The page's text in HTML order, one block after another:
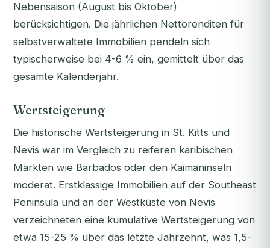
Nebensaison (August bis Oktober)
berücksichtigen. Die jährlichen Nettorenditen für
selbstverwaltete Immobilien pendeln sich
typischerweise bei 4-6 % ein, gemittelt über das
gesamte Kalenderjahr.
Wertsteigerung
Die historische Wertsteigerung in St. Kitts und
Nevis war im Vergleich zu reiferen karibischen
Märkten wie Barbados oder den Kaimaninseln
moderat. Erstklassige Immobilien auf der Southeast
Peninsula und an der Westküste von Nevis
verzeichneten eine kumulative Wertsteigerung von
etwa 15-25 % über das letzte Jahrzehnt, was 1,5-